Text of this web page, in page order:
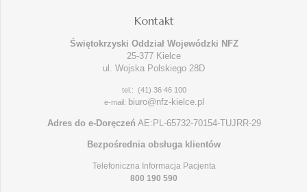
Kontakt
Świętokrzyski Oddział Wojewódzki NFZ
25-377 Kielce
ul. Wojska Polskiego 28D
tel.: (41) 36 46 100
e-mail: biuro@nfz-kielce.pl
Adres do e-Doręczeń AE:PL-65732-70154-TUJRR-29
Bezpośrednia obsługa klientów
Telefoniczna Informacja Pacjenta
800 190 590